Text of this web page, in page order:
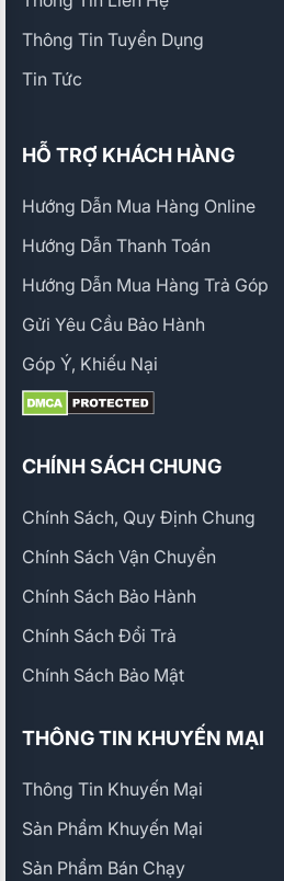
Thông Tin Tuyển Dụng
Tin Tức
HỖ TRỢ KHÁCH HÀNG
Hướng Dẫn Mua Hàng Online
Hướng Dẫn Thanh Toán
Hướng Dẫn Mua Hàng Trả Góp
Gửi Yêu Cầu Bảo Hành
Góp Ý, Khiếu Nại
CHÍNH SÁCH CHUNG
Chính Sách, Quy Định Chung
Chính Sách Vận Chuyển
Chính Sách Bảo Hành
Chính Sách Đổi Trả
Chính Sách Bảo Mật
THÔNG TIN KHUYẾN MẠI
Thông Tin Khuyến Mại
Sản Phẩm Khuyến Mại
Sản Phẩm Bán Chạy